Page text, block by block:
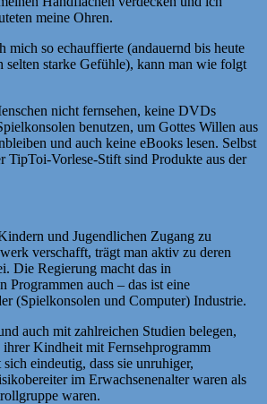
meine Ohren.
mich so echauffierte (andauernd bis heute
selten starke Gefühle), kann man wie folgt
nicht fernsehen, keine DVDs
benutzen, um Gottes Willen aus
und auch keine eBooks lesen. Selbst
TipToi-Vorlese-Stift sind Produkte aus der
und Jugendlichen Zugang zu
verschafft, trägt man aktiv zu deren
Die Regierung macht das in
Programmen auch – das ist eine
(Spielkonsolen und Computer) Industrie.
auch mit zahlreichen Studien belegen,
Kindheit mit Fernsehprogramm
eindeutig, dass sie unruhiger,
im Erwachsenenalter waren als
waren.